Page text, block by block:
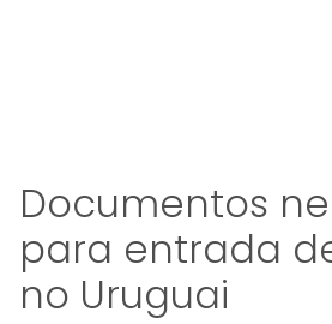
Documentos
para entrada
no Uruguai